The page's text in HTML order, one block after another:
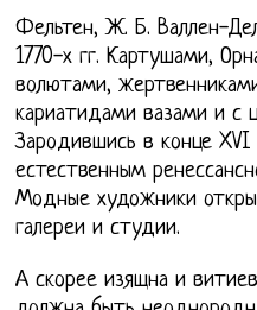
Фельтен, Ж. Б. Валлен-
1770-х гг. Картушами,
волютами,
кариатидами вазами и с
Зародившись в конце
естественным
Модные художники
галереи и студии.
А скорее изящна и